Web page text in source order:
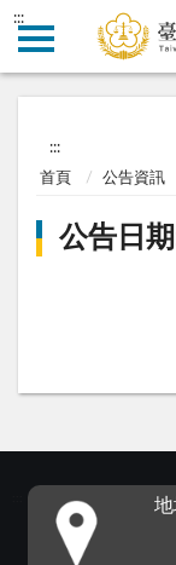
:::
:::
首頁 公告資訊
公告日